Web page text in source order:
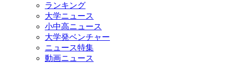
ランキング
大学ニュース
小中高ニュース
大学発ベンチャー
ニュース特集
動画ニュース